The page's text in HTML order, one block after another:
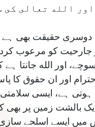
الله تعالى
حقيقت بھى ہے
كو مرعوب كردے،
اور الله
اور ان حقوق كا
ہے، ايسى
بالشت زمين پر
ميں ايسے اسلحے